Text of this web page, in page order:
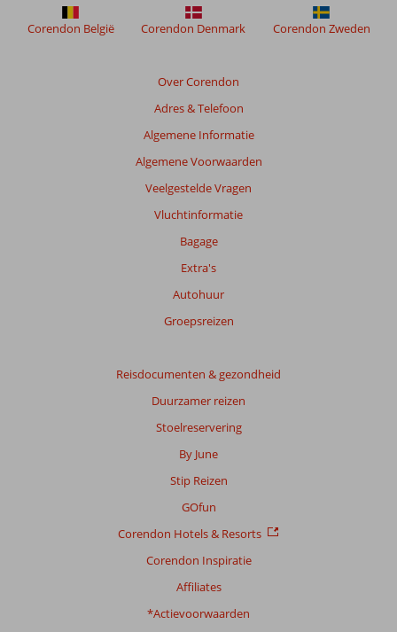
weergegeven
om
Over Corendon
Adres & Telefoon
Algemene Informatie
Algemene Voorwaarden
Veelgestelde Vragen
Vluchtinformatie
Bagage
Extra's
Autohuur
Groepsreizen
Reisdocumenten & gezondheid
Duurzamer reizen
Stoelreservering
By June
Stip Reizen
GOfun
Corendon Hotels & Resorts
Corendon Inspiratie
Affiliates
*Actievoorwaarden
Corendon België Corendon Denmark Corendon Zweden